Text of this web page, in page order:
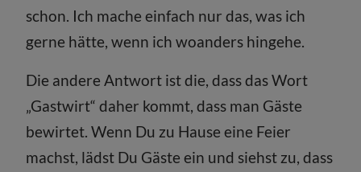
schon. Ich mache einfach nur das, was ich
gerne hätte, wenn ich woanders hingehe.
Die andere Antwort ist die, dass das Wort
„Gastwirt“ daher kommt, dass man Gäste
bewirtet. Wenn Du zu Hause eine Feier
machst, lädst Du Gäste ein und siehst zu, dass